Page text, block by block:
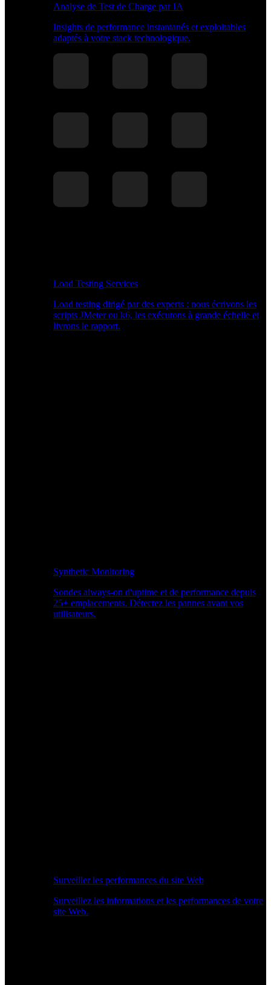
Analyse de Test de Charge par IA
Insights de performance instantanés et exploitables
adaptés à votre stack technologique.
Load Testing Services
Load testing dirigé par des experts : nous écrivons les
scripts JMeter ou k6, les exécutons à grande échelle et
livrons le rapport.
Synthetic Monitoring
Sondes always-on d'uptime et de performance depuis
25+ emplacements. Détectez les pannes avant vos
utilisateurs.
Surveiller les performances du site Web
Surveillez les informations et les performances de votre
site Web.